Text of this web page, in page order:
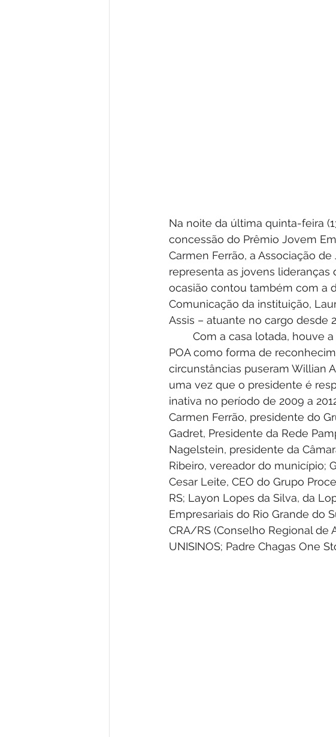
Na noite da última quinta-feira
concessão do Prêmio Jovem
Carmen Ferrão, a Associação
representa as jovens
ocasião contou também com a
Comunicação da instituição,
Assis – atuante no cargo desde
POA como forma de
circunstâncias puseram Willian
uma vez que o presidente é
inativa no período de 2009 a
Carmen Ferrão, presidente do
Gadret, Presidente da Rede
Nagelstein, presidente da
Ribeiro, vereador do município;
Cesar Leite, CEO do Grupo
RS; Layon Lopes da Silva, da
Empresariais do Rio Grande do
CRA/RS (Conselho Regional de
UNISINOS; Padre Chagas One